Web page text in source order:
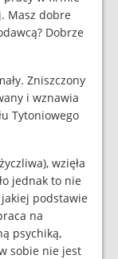
Masz dobre
Dobrze
Zniszczony
i wznawia
Tytoniowego
wzięła
jednak to nie
podstawie
na
psychiką,
sobie nie jest